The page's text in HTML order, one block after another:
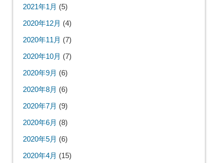
2021年1月 (5)
2020年12月 (4)
2020年11月 (7)
2020年10月 (7)
2020年9月 (6)
2020年8月 (6)
2020年7月 (9)
2020年6月 (8)
2020年5月 (6)
2020年4月 (15)